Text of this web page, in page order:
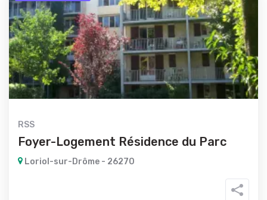
RSS
Foyer-Logement Résidence du Parc
Loriol-sur-Drôme - 26270